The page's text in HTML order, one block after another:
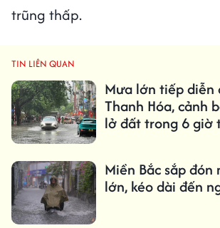
trũng thấp.
TIN LIÊN QUAN
Mưa lớn tiếp diễn
Thanh Hóa, cảnh
lở đất trong 6 giờ
Miền Bắc sắp
lớn, kéo dài đến